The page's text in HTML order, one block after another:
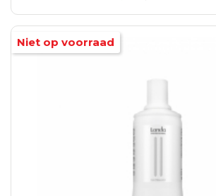
Niet op voorraad